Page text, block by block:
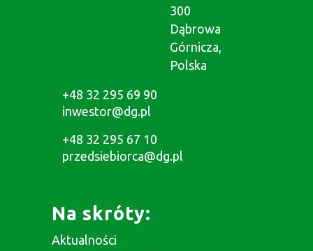
300
Dąbrowa
Górnicza,
Polska
+48 32 295 69 90
inwestor@dg.pl
+48 32 295 67 10
przedsiebiorca@dg.pl
Na skróty:
Aktualności